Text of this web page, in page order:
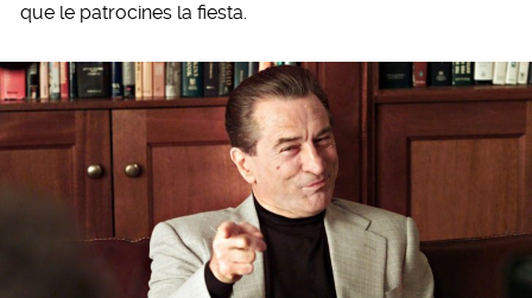
que le patrocines la fiesta.